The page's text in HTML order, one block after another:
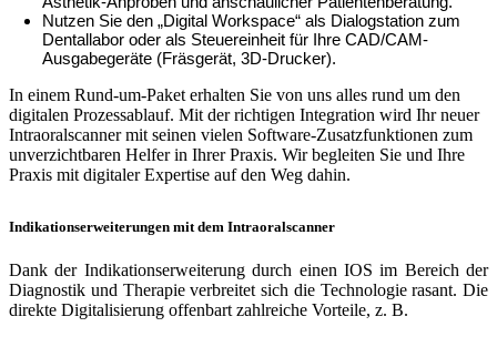
Nutzen Sie den „Digital Workspace“ als Dialogstation zum
Dentallabor oder als Steuereinheit für Ihre CAD/CAM-
Ausgabegeräte (Fräsgerät, 3D-Drucker).
In einem Rund-um-Paket erhalten Sie von uns alles rund um den
digitalen Prozessablauf. Mit der richtigen Integration wird Ihr neuer
Intraoralscanner mit seinen vielen Software-Zusatzfunktionen zum
unverzichtbaren Helfer in Ihrer Praxis. Wir begleiten Sie und Ihre
Praxis mit digitaler Expertise auf den Weg dahin.
Indikationserweiterungen mit dem Intraoralscanner
Dank der Indikationserweiterung durch einen IOS im Bereich der
Diagnostik und Therapie verbreitet sich die Technologie rasant. Die
direkte Digitalisierung offenbart zahlreiche Vorteile, z. B.